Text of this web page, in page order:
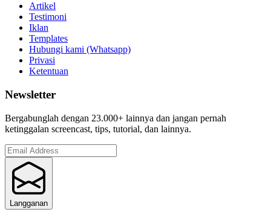
Artikel
Testimoni
Iklan
Templates
Hubungi kami (Whatsapp)
Privasi
Ketentuan
Newsletter
Bergabunglah dengan 23.000+ lainnya dan jangan pernah
ketinggalan screencast, tips, tutorial, dan lainnya.
Langganan